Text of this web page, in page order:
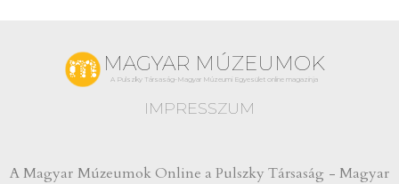
MAGYAR MÚZEUMOK
A Pulszky Társaság-Magyar Múzeumi Egyesület online magazinja
IMPRESSZUM
A Magyar Múzeumok Online a Pulszky Társaság - Magyar